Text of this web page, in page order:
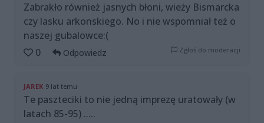
Zabrakło również jasnych błoni, wieży Bismarcka
czy lasku arkonskiego. No i nie wspomniał też o
naszej gubalowce:(
0
Odpowiedz Zgłoś do moderacji
JAREK 9 lat temu
Te paszteciki to nie jedną imprezę uratowały (w
latach 85-95) .....